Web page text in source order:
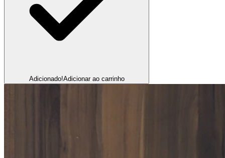
Adicionado!Adicionar ao carrinho